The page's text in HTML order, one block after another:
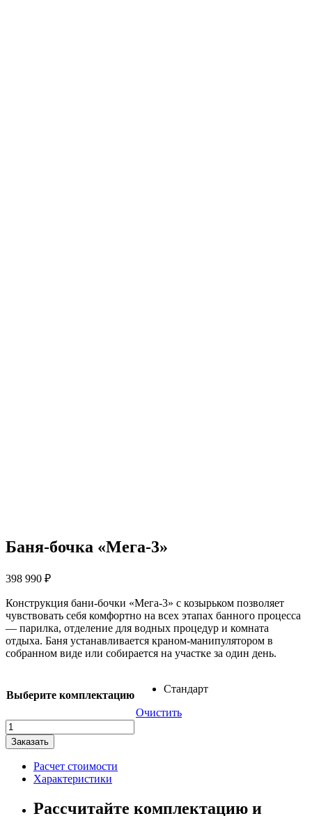
Баня-бочка «Мега-3»
398 990 ₽
Конструкция бани-бочки «Мега-3» с козырьком позволяет
чувствовать себя комфортно на всех этапах банного процесса
— парилка, отделение для водных процедур и комната
отдыха. Баня устанавливается краном-манипулятором в
собранном виде или собирается на участке за один день.
Выберите комплектацию
Стандарт
Очистить
Количество
товара
Баня-
бочка
"Мега-3"
Заказать
Расчет стоимости
Характеристики
Рассчитайте комплектацию и